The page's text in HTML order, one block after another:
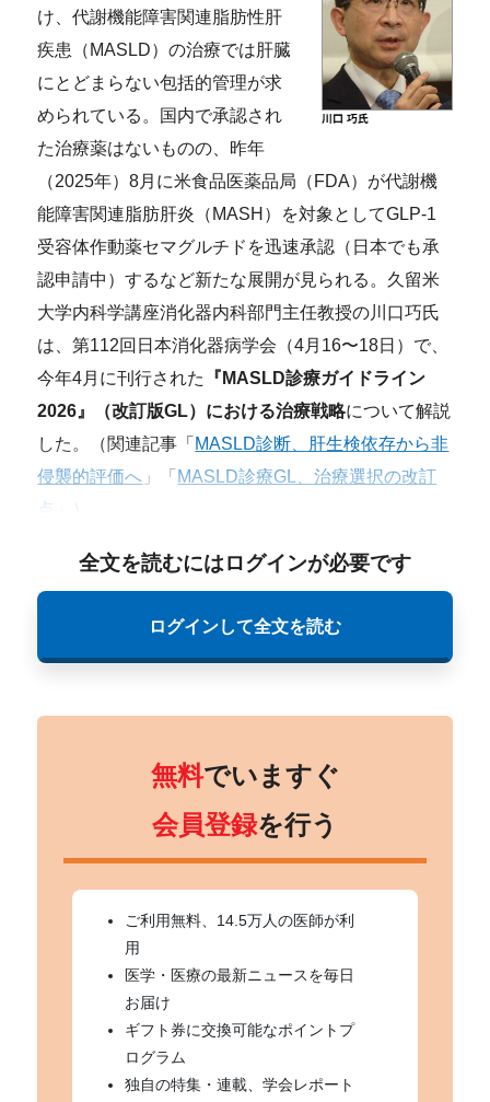
け、代謝機能障害関連脂肪性肝
疾患（MASLD）の治療では肝臓
にとどまらない包括的管理が求
められている。国内で承認され
た治療薬はないものの、昨年
（2025年）8月に米食品医薬品局（FDA）が代謝機
能障害関連脂肪肝炎（MASH）を対象としてGLP-1
受容体作動薬セマグルチドを迅速承認（日本でも承
認申請中）するなど新たな展開が見られる。久留米
大学内科学講座消化器内科部門主任教授の川口巧氏
は、第112回日本消化器病学会（4月16〜18日）で、
今年4月に刊行された
『MASLD診療ガイドライン
2026』（改訂版GL）における治療戦略について解説
した。（関連記事「 MASLD診断、肝生検依存から非
侵襲的評価へ 」「 MASLD診療GL、治療選択の改訂
点
全文を読むにはログインが必要です
ログインして全文を読む
無料でいますぐ
会員登録を行う
ご利用無料、14.5万人の医師が利
用
医学・医療の最新ニュースを毎日
お届け
ギフト券に交換可能なポイントプ
ログラム
独自の特集・連載、学会レポート